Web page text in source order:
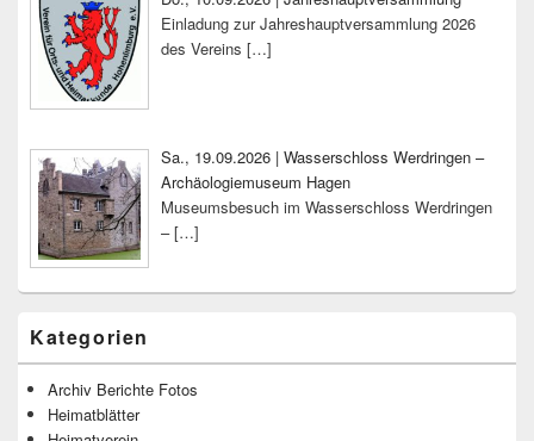
Einladung zur Jahreshauptversammlung 2026
des Vereins […]
Sa., 19.09.2026 | Wasserschloss Werdringen –
Archäologiemuseum Hagen
Museumsbesuch im Wasserschloss Werdringen
–[…]
Kategorien
Archiv Berichte Fotos
Heimatblätter